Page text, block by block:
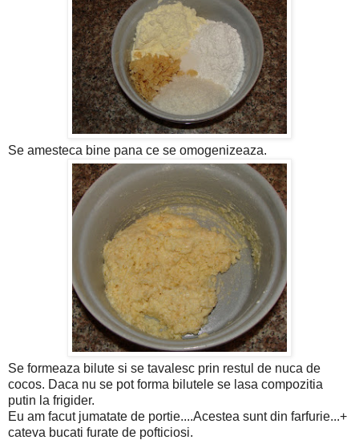
Se amesteca bine pana ce se omogenizeaza.
Se formeaza bilute si se tavalesc prin restul de nuca de
cocos. Daca nu se pot forma bilutele se lasa compozitia
putin la frigider.
Eu am facut jumatate de portie....Acestea sunt din farfurie...+
cateva bucati furate de pofticiosi.